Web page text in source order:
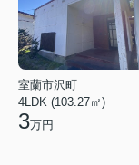
室蘭市沢町
4LDK (103.27㎡)
3万円